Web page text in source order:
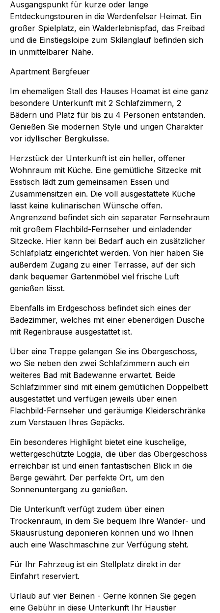
Ausgangspunkt für kurze oder lange
Entdeckungstouren in die Werdenfelser Heimat. Ein
großer Spielplatz, ein Walderlebnispfad, das Freibad
und die Einstiegsloipe zum Skilanglauf befinden sich
in unmittelbarer Nähe.
Apartment Bergfeuer
Im ehemaligen Stall des Hauses Hoamat ist eine ganz
besondere Unterkunft mit 2 Schlafzimmern, 2
Bädern und Platz für bis zu 4 Personen entstanden.
Genießen Sie modernen Style und urigen Charakter
vor idyllischer Bergkulisse.
Herzstück der Unterkunft ist ein heller, offener
Wohnraum mit Küche. Eine gemütliche Sitzecke mit
Esstisch lädt zum gemeinsamen Essen und
Zusammensitzen ein. Die voll ausgestattete Küche
lässt keine kulinarischen Wünsche offen.
Angrenzend befindet sich ein separater Fernsehraum
mit großem Flachbild-Fernseher und einladender
Sitzecke. Hier kann bei Bedarf auch ein zusätzlicher
Schlafplatz eingerichtet werden. Von hier haben Sie
außerdem Zugang zu einer Terrasse, auf der sich
dank bequemer Gartenmöbel viel frische Luft
genießen lässt.
Ebenfalls im Erdgeschoss befindet sich eines der
Badezimmer, welches mit einer ebenerdigen Dusche
mit Regenbrause ausgestattet ist.
Über eine Treppe gelangen Sie ins Obergeschoss,
wo Sie neben den zwei Schlafzimmern auch ein
weiteres Bad mit Badewanne erwartet. Beide
Schlafzimmer sind mit einem gemütlichen Doppelbett
ausgestattet und verfügen jeweils über einen
Flachbild-Fernseher und geräumige Kleiderschränke
zum Verstauen Ihres Gepäcks.
Ein besonderes Highlight bietet eine kuschelige,
wettergeschützte Loggia, die über das Obergeschoss
erreichbar ist und einen fantastischen Blick in die
Berge gewährt. Der perfekte Ort, um den
Sonnenuntergang zu genießen.
Die Unterkunft verfügt zudem über einen
Trockenraum, in dem Sie bequem Ihre Wander- und
Skiausrüstung deponieren können und wo Ihnen
auch eine Waschmaschine zur Verfügung steht.
Für Ihr Fahrzeug ist ein Stellplatz direkt in der
Einfahrt reserviert.
Urlaub auf vier Beinen - Gerne können Sie gegen
eine Gebühr in diese Unterkunft Ihr Haustier